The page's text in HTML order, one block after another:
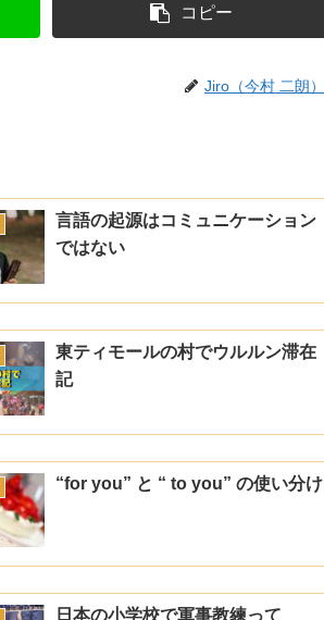
コピー
Jiro（今村 二朗）
言語の起源はコミュニケーション
ではない
東ティモールの村でウルルン滞在
記
“for you” と “ to you” の使い分け
日本の小学校で軍事教練って